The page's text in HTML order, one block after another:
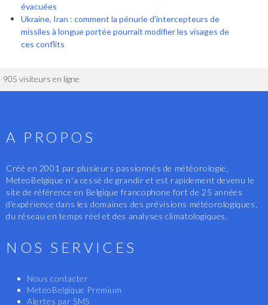
évacuées
Ukraine, Iran : comment la pénurie d’intercepteurs de
missiles à longue portée pourrait modifier les visages de
ces conflits
905 visiteurs en ligne
A PROPOS
Créé en 2001 par plusieurs passionnés de météorologie,
MeteoBelgique n'a cessé de grandir et est rapidement devenu le
site de référence en Belgique francophone fort de 25 années
d'expérience dans les domaines des prévisions météorologiques,
du réseau en temps réel et des analyses climatologiques.
NOS SERVICES
Nous contacter
MeteoBelgique Premium
Alertes par SMS